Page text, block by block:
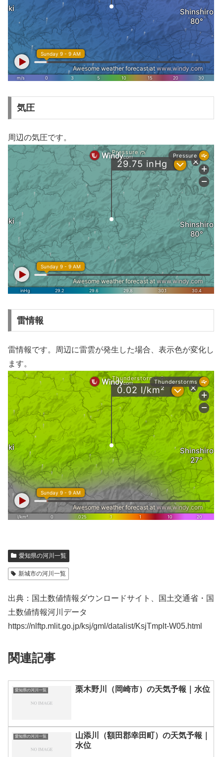
気圧
周辺の気圧です。
雷情報
雷情報です。周辺に雷雲が発生した場合、表示色が変化し
ます。
愛知県の河川一覧
新城市の河川一覧
出典：国土数値情報ダウンロードサイト、国土交通省・国
土数値情報河川データ
https://nlftp.mlit.go.jp/ksj/gml/datalist/KsjTmplt-W05.html
関連記事
愛知県の河川一覧 栗木野川（岡崎市）の天気予報｜水位
愛知県の河川一覧
山添川（額田郡幸田町）の天気予報｜
水位